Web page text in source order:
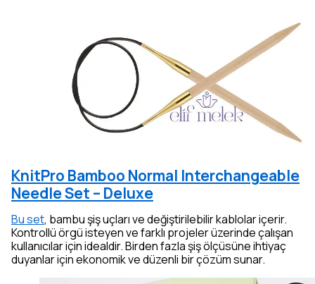
KnitPro Bamboo Normal Interchangeable
Needle Set – Deluxe
Bu set, bambu şiş uçları ve değiştirilebilir kablolar içerir.
Kontrollü örgü isteyen ve farklı projeler üzerinde çalışan
kullanıcılar için idealdir. Birden fazla şiş ölçüsüne ihtiyaç
duyanlar için ekonomik ve düzenli bir çözüm sunar.